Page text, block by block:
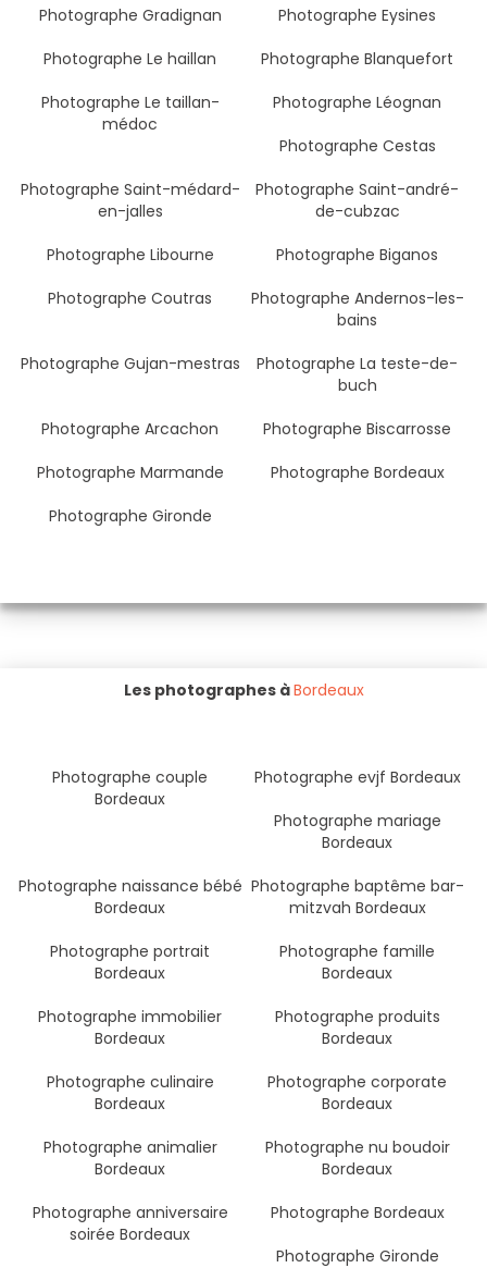
Photographe Gradignan
Photographe Eysines
Photographe Le haillan
Photographe Blanquefort
Photographe Le taillan-
médoc
Photographe Léognan
Photographe Cestas
Photographe Saint-médard-
en-jalles
Photographe Saint-andré-
de-cubzac
Photographe Libourne
Photographe Biganos
Photographe Coutras
Photographe Andernos-les-
bains
Photographe Gujan-mestras
Photographe La teste-de-
buch
Photographe Arcachon
Photographe Biscarrosse
Photographe Marmande
Photographe Bordeaux
Photographe Gironde
Les photographes àBordeaux
Photographe couple
Bordeaux
Photographe evjf Bordeaux
Photographe mariage
Bordeaux
Photographe naissance bébé
Bordeaux
Photographe baptême bar-
mitzvah Bordeaux
Photographe portrait
Bordeaux
Photographe famille
Bordeaux
Photographe immobilier
Bordeaux
Photographe produits
Bordeaux
Photographe culinaire
Bordeaux
Photographe corporate
Bordeaux
Photographe animalier
Bordeaux
Photographe nu boudoir
Bordeaux
Photographe anniversaire
soirée Bordeaux
Photographe Bordeaux
Photographe Gironde